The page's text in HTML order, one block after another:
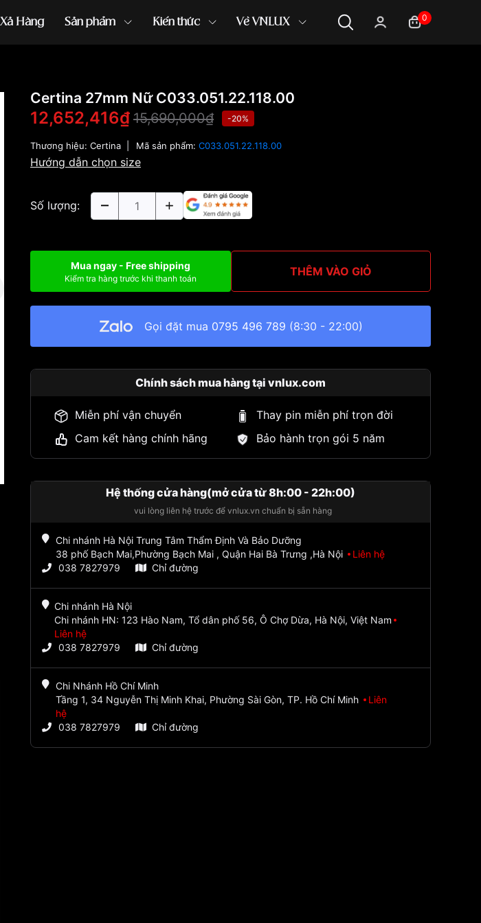
Xả Hàng Sản phẩm Kiến thức Về VNLUX 0
Certina 27mm Nữ C033.051.22.118.00
12,652,416₫ 15,690,000₫ -20%
Thương hiệu: Certina Mã sản phẩm: C033.051.22.118.00
Hướng dẫn chọn size
Số lượng:
Mua ngay - Free shipping
Kiểm tra hàng trước khi thanh toán THÊM VÀO GIỎ
Gọi đặt mua 0795 496 789 (8:30 - 22:00)
Chính sách mua hàng tại vnlux.com
Miễn phí vận chuyển
Thay pin miễn phí trọn đời
Cam kết hàng chính hãng
Bảo hành trọn gói 5 năm
Hệ thống cửa hàng(mở cửa từ 8h:00 - 22h:00)
vui lòng liên hệ trước để vnlux.vn chuẩn bị sẵn hàng
Chi nhánh Hà Nội Trung Tâm Thẩm Định Và Bảo Dưỡng
38 phố Bạch Mai,Phường Bạch Mai , Quận Hai Bà Trưng ,Hà Nội
Liên hệ
038 7827979
Chỉ đường
Chi nhánh Hà Nội
Chi nhánh HN: 123 Hào Nam, Tổ dân phố 56, Ô Chợ Dừa, Hà Nội, Việt Nam
Liên hệ
038 7827979
Chỉ đường
Chi Nhánh Hồ Chí Minh
Tầng 1, 34 Nguyễn Thị Minh Khai, Phường Sài Gòn, TP. Hồ Chí Minh
Liên
hệ
038 7827979
Chỉ đường